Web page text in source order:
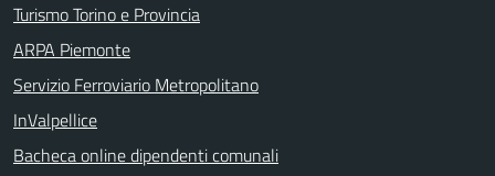
Turismo Torino e Provincia
ARPA Piemonte
Servizio Ferroviario Metropolitano
InValpellice
Bacheca online dipendenti comunali